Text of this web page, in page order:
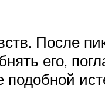
После
его,
подобной